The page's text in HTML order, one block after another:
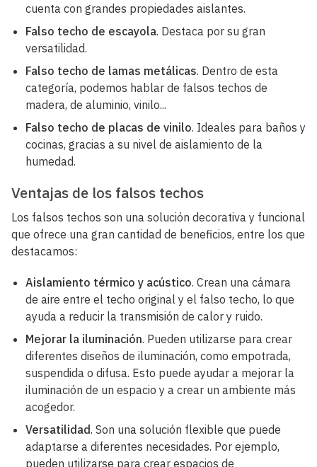
cuenta con grandes propiedades aislantes.
Falso techo de escayola. Destaca por su gran
versatilidad.
Falso techo de lamas metálicas. Dentro de esta
categoría, podemos hablar de falsos techos de
madera, de aluminio, vinilo...
Falso techo de placas de vinilo. Ideales para baños y
cocinas, gracias a su nivel de aislamiento de la
humedad.
Ventajas de los falsos techos
Los falsos techos son una solución decorativa y funcional
que ofrece una gran cantidad de beneficios, entre los que
destacamos:
Aislamiento térmico y acústico. Crean una cámara
de aire entre el techo original y el falso techo, lo que
ayuda a reducir la transmisión de calor y ruido.
Mejorar la iluminación. Pueden utilizarse para crear
diferentes diseños de iluminación, como empotrada,
suspendida o difusa. Esto puede ayudar a mejorar la
iluminación de un espacio y a crear un ambiente más
acogedor.
Versatilidad. Son una solución flexible que puede
adaptarse a diferentes necesidades. Por ejemplo,
pueden utilizarse para crear espacios de